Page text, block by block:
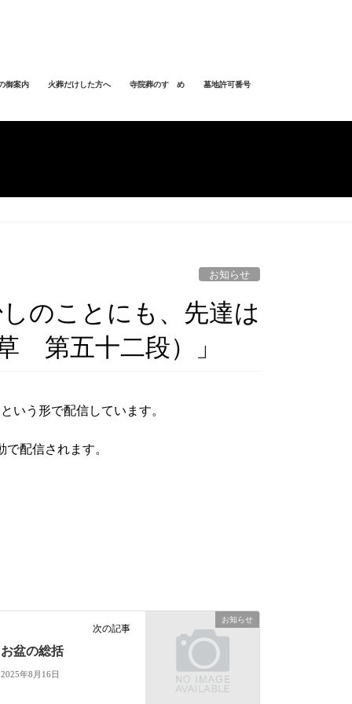
御案内 火葬だけした方へ 寺院葬のすゝめ 墓地許可番号
お知らせ
のことにも、先達は
第五十二段）」
いう形で配信しています。
配信されます。
お知らせ
次の記事
お盆の総括
2025年8月16日